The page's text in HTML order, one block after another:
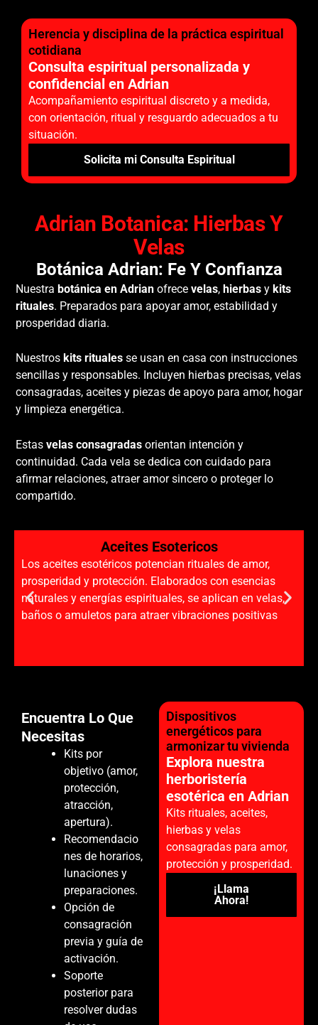
Herencia y disciplina de la práctica espiritual
cotidiana
Consulta espiritual personalizada y
confidencial en Adrian
Acompañamiento espiritual discreto y a medida,
con orientación, ritual y resguardo adecuados a tu
situación.
Solicita mi Consulta Espiritual
Adrian Botanica: Hierbas Y
Velas
Botánica Adrian: Fe Y Confianza
Nuestra botánica en Adrian ofrece velas, hierbas y kits
rituales. Preparados para apoyar amor, estabilidad y
prosperidad diaria.
Nuestros kits rituales se usan en casa con instrucciones
sencillas y responsables. Incluyen hierbas precisas, velas
consagradas, aceites y piezas de apoyo para amor, hogar
y limpieza energética.
Estas velas consagradas orientan intención y
continuidad. Cada vela se dedica con cuidado para
afirmar relaciones, atraer amor sincero o proteger lo
compartido.
Aceites Esotericos
Los aceites esotéricos potencian rituales de amor,
prosperidad y protección. Elaborados con esencias
naturales y energías espirituales, se aplican en velas,
baños o amuletos para atraer vibraciones positivas
Encuentra Lo Que
Necesitas
Kits por
objetivo (amor,
protección,
atracción,
apertura).
Recomendacio
nes de horarios,
lunaciones y
preparaciones.
Opción de
consagración
previa y guía de
activación.
Soporte
posterior para
resolver dudas
Dispositivos
energéticos para
armonizar tu vivienda
Explora nuestra
herboristería
esotérica en Adrian
Kits rituales, aceites,
hierbas y velas
consagradas para amor,
protección y prosperidad.
¡Llama
Ahora!